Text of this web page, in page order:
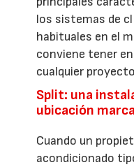
los sistemas de
habituales en el
conviene tener
cualquier
Split: una
ubicación
Cuando un
acondicionado